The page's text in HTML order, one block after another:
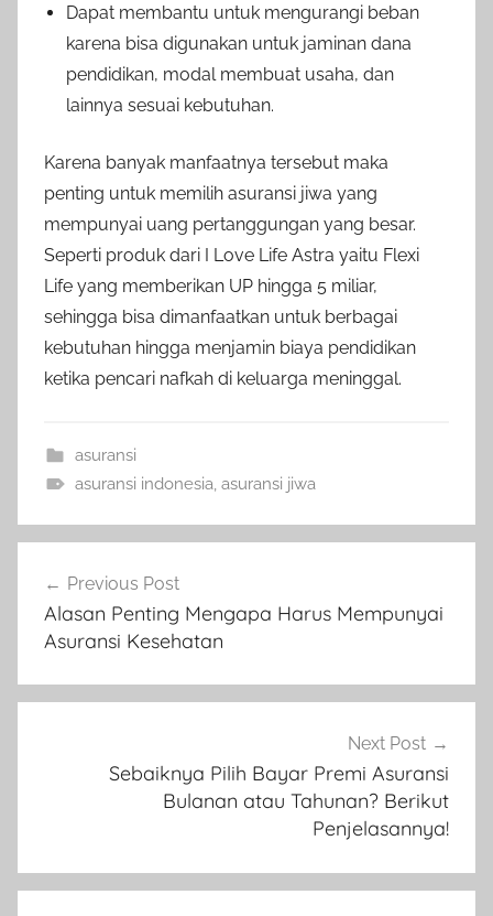
Dapat membantu untuk mengurangi beban
karena bisa digunakan untuk jaminan dana
pendidikan, modal membuat usaha, dan
lainnya sesuai kebutuhan.
Karena banyak manfaatnya tersebut maka
penting untuk memilih asuransi jiwa yang
mempunyai uang pertanggungan yang besar.
Seperti produk dari I Love Life Astra yaitu Flexi
Life yang memberikan UP hingga 5 miliar,
sehingga bisa dimanfaatkan untuk berbagai
kebutuhan hingga menjamin biaya pendidikan
ketika pencari nafkah di keluarga meninggal.
asuransi
asuransi indonesia asuransi jiwa
Previous Post
Alasan Penting Mengapa Harus Mempunyai
Asuransi Kesehatan
Next Post
Sebaiknya Pilih Bayar Premi Asuransi
Bulanan atau Tahunan? Berikut
Penjelasannya!